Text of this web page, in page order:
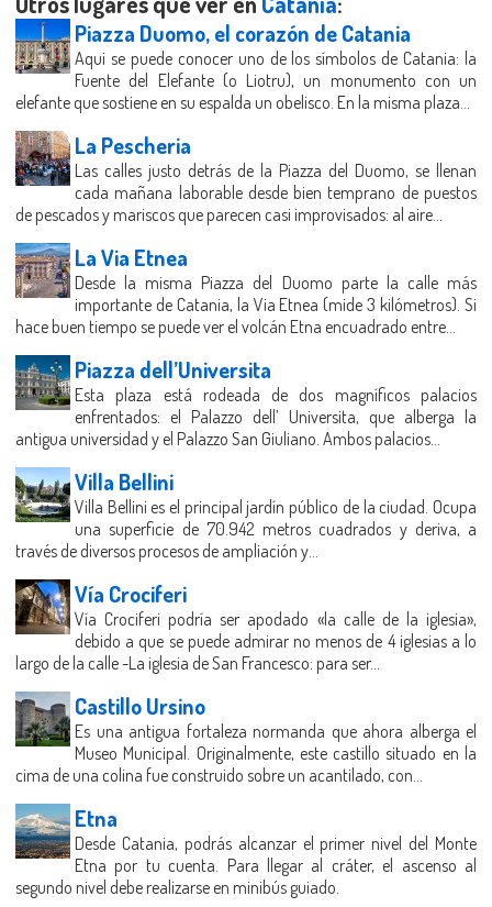
Piazza Duomo, el corazón de Catania
Aqui se puede conocer uno de los símbolos de Catania: la
Fuente del Elefante (o Liotru), un monumento con un
elefante que sostiene en su espalda un obelisco. En la misma plaza...
La Pescheria
Las calles justo detrás de la Piazza del Duomo, se llenan
cada mañana laborable desde bien temprano de puestos
de pescados y mariscos que parecen casi improvisados: al aire...
La Via Etnea
Desde la misma Piazza del Duomo parte la calle más
importante de Catania, la Via Etnea (mide 3 kilómetros). Si
hace buen tiempo se puede ver el volcán Etna encuadrado entre...
Piazza dell’Universita
Esta plaza está rodeada de dos magníficos palacios
enfrentados: el Palazzo dell’ Universita, que alberga la
antigua universidad y el Palazzo San Giuliano. Ambos palacios...
Villa Bellini
Villa Bellini es el principal jardín público de la ciudad. Ocupa
una superficie de 70.942 metros cuadrados y deriva, a
través de diversos procesos de ampliación y...
Vía Crociferi
Vía Crociferi podría ser apodado «la calle de la iglesia»,
debido a que se puede admirar no menos de 4 iglesias a lo
largo de la calle -La iglesia de San Francesco: para ser...
Castillo Ursino
Es una antigua fortaleza normanda que ahora alberga el
Museo Municipal. Originalmente, este castillo situado en la
cima de una colina fue construido sobre un acantilado, con...
Etna
Desde Catania, podrás alcanzar el primer nivel del Monte
Etna por tu cuenta. Para llegar al cráter, el ascenso al
segundo nivel debe realizarse en minibús guiado.